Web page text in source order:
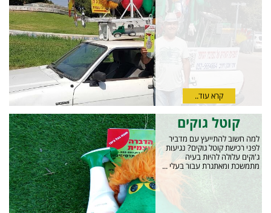
קרא עוד..
קוטל גוקים
למה חשוב להתייעץ עם מדביר
לפני רכישת קוטל גוקים? נגיעות
ג'וקים עלולה להיות בעיה
מתמשכת ומאתגרת עבור בעלי ...